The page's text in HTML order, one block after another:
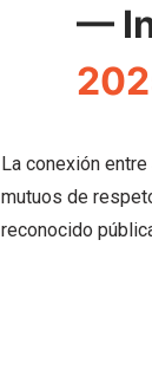
—
La conexión
mutuos de
reconocido